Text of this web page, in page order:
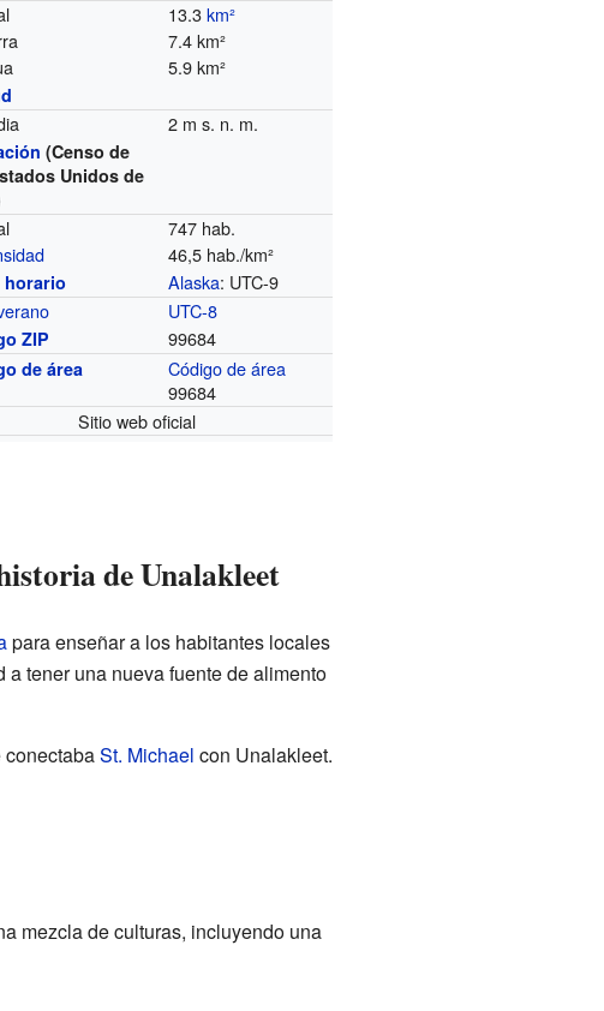
13.3km²
7.4 km²
5.9 km²
2 m s. n. m.
(Censo de
Unidos de
747 hab.
46,5 hab./km²
horario Alaska: UTC-9
UTC-8
ZIP 99684
de área
Código de área
99684
Sitio web oficial
de Unalakleet
para enseñar a los habitantes locales
tener una nueva fuente de alimento
St. Michael con Unalakleet.
mezcla de culturas, incluyendo una